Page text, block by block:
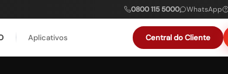
0800 115 5000 WhatsApp
Aplicativos Central do Cliente